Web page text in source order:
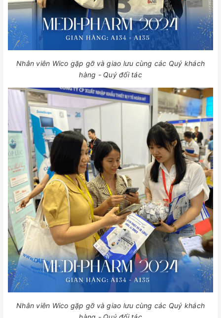
Nhân viên Wico gặp gỡ và giao lưu cùng các Quý khách
hàng - Quý đối tác
Nhân viên Wico gặp gỡ và giao lưu cùng các Quý khách